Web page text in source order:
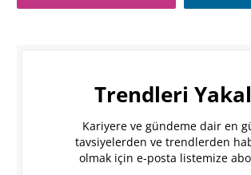
Trendleri
Kariyere ve gündeme dair en
tavsiyelerden ve trendlerden
olmak için e-posta listemize